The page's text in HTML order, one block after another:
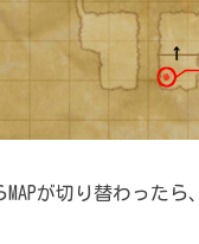
が切り替わったら、